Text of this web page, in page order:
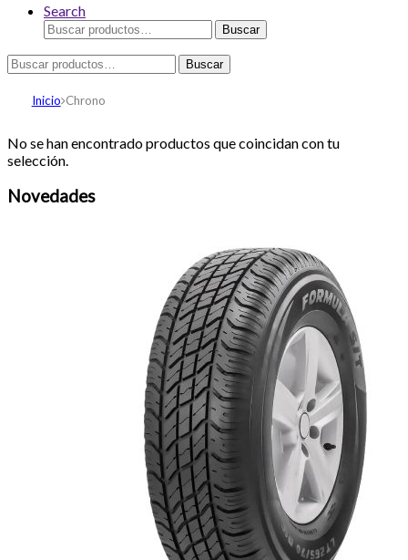
Search
Buscar
por:
Buscar
Buscar
por:
Buscar
Inicio Chrono
No se han encontrado productos que coincidan con tu
selección.
Novedades